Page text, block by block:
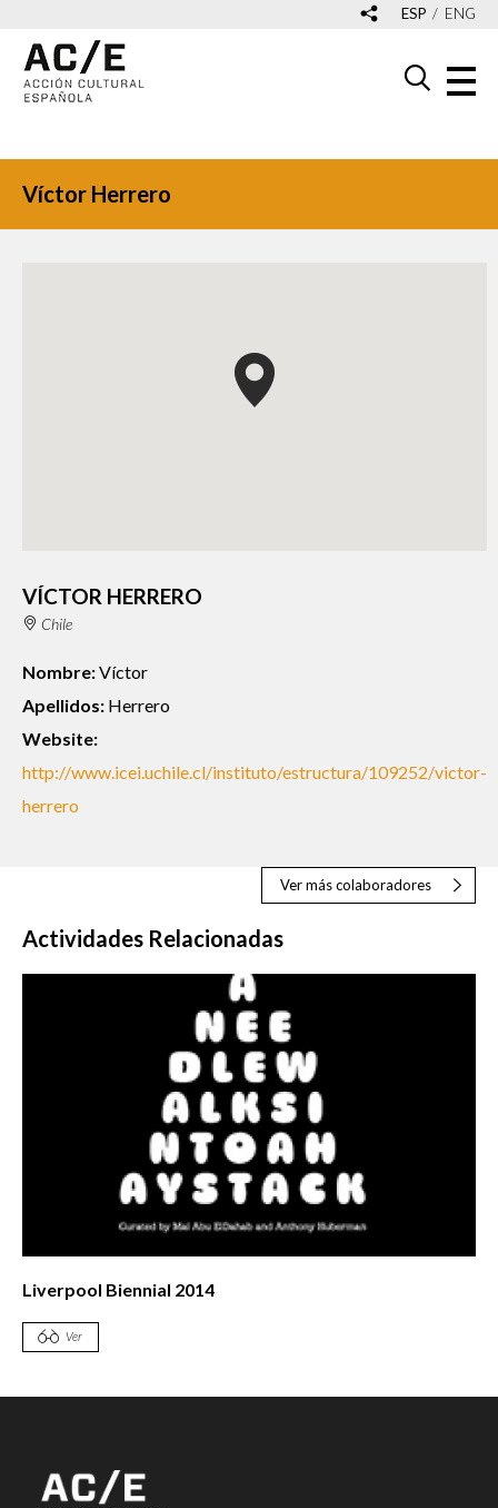
ESP ENG
Víctor Herrero
VÍCTOR HERRERO
Chile
Nombre:Víctor
Apellidos: Herrero
Website:
http://www.icei.uchile.cl/instituto/estructura/109252/victor-
herrero
Ver más colaboradores
Actividades Relacionadas
Liverpool Biennial 2014
Ver